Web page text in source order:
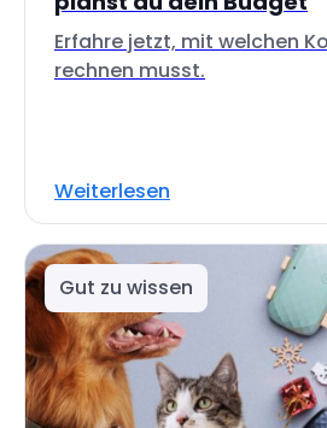
Erfahre jetzt, mit welchen
rechnen musst.
Weiterlesen
Gut zu wissen